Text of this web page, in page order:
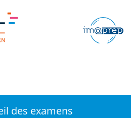
des examens